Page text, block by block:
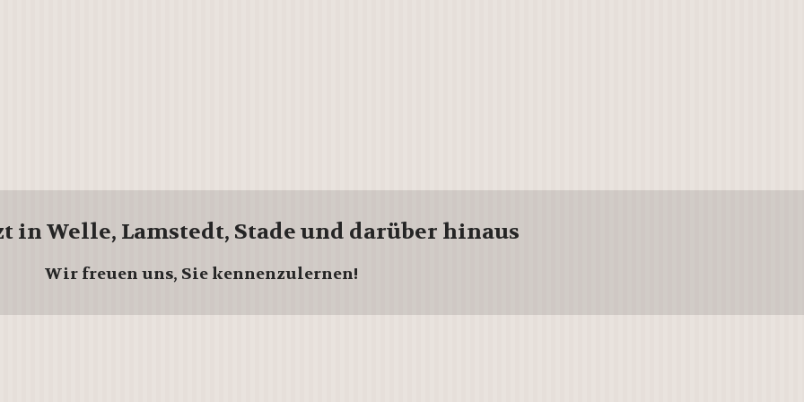
in Welle, Lamstedt, Stade und darüber hinaus
Wir freuen uns, Sie kennenzulernen!